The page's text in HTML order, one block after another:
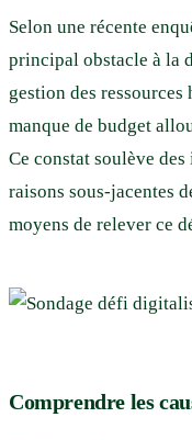
Selon une récente
principal obstacle à la
gestion des
manque de budget
Ce constat soulève
raisons sous-jacentes
moyens de relever ce
Comprendre les